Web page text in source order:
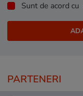
Sunt de acord cu
PARTENERI